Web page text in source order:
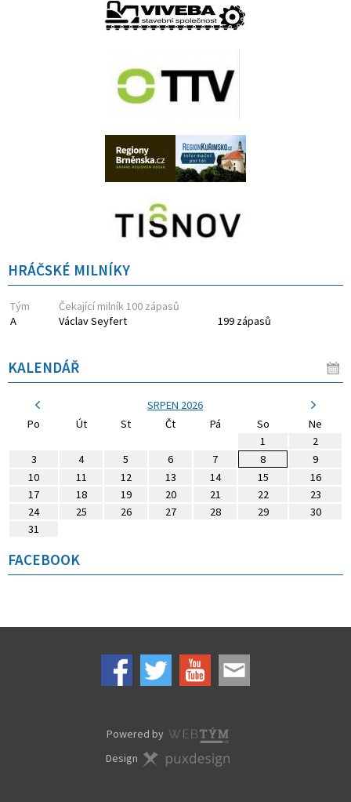
HRÁČSKÉ MILNÍKY
Tým
Čekající milník 100 zápasů
A
Václav Seyfert 199 zápasů
KALENDÁŘ
SRPEN 2026
Po
Út St Čt Pá So
Ne
1
2
3
4 5 6 7 8
9
10
11 12 13 14 15
16
17
18 19 20 21 22
23
24
25 26 27 28 29
30
31
FACEBOOK
Powered by
Design